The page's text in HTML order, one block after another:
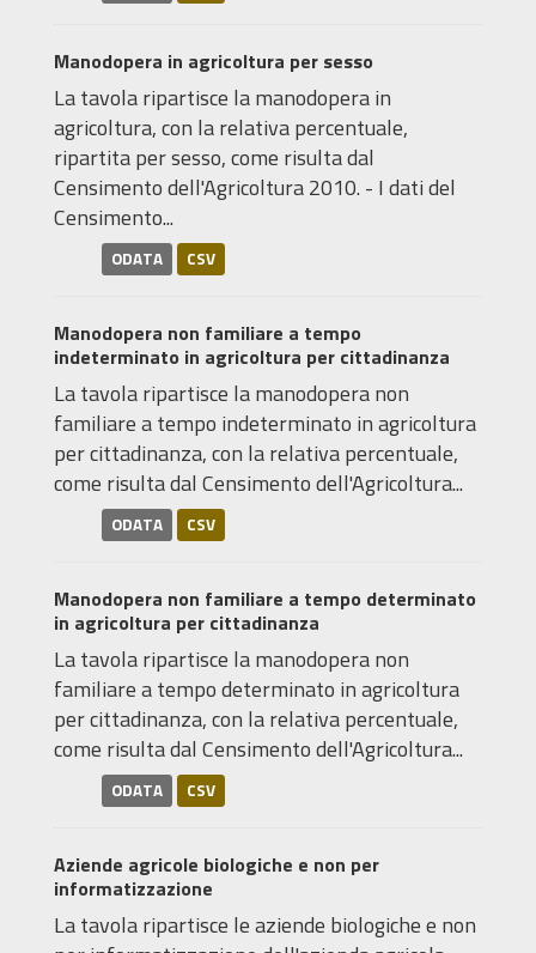
Manodopera in agricoltura per sesso
La tavola ripartisce la manodopera in
agricoltura, con la relativa percentuale,
ripartita per sesso, come risulta dal
Censimento dell'Agricoltura 2010. - I dati del
Censimento...
ODATA CSV
Manodopera non familiare a tempo
indeterminato in agricoltura per cittadinanza
La tavola ripartisce la manodopera non
familiare a tempo indeterminato in agricoltura
per cittadinanza, con la relativa percentuale,
come risulta dal Censimento dell'Agricoltura...
ODATA CSV
Manodopera non familiare a tempo determinato
in agricoltura per cittadinanza
La tavola ripartisce la manodopera non
familiare a tempo determinato in agricoltura
per cittadinanza, con la relativa percentuale,
come risulta dal Censimento dell'Agricoltura...
ODATA CSV
Aziende agricole biologiche e non per
informatizzazione
La tavola ripartisce le aziende biologiche e non